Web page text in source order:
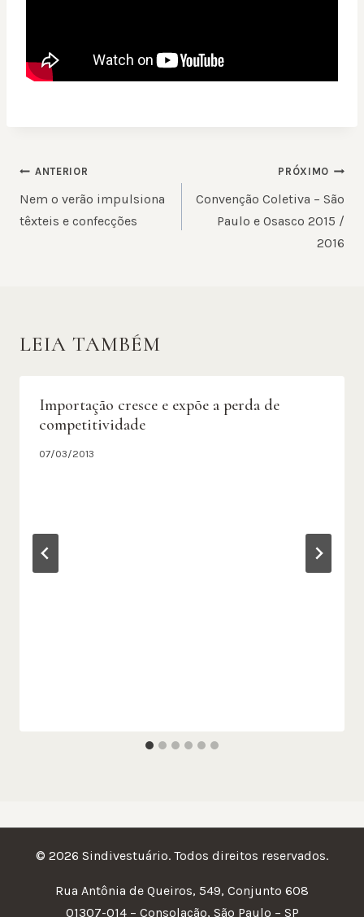
NAVEGAÇÃO
DE
POST
ANTERIOR
Nem o verão impulsiona
têxteis e confecções
PRÓXIMO
Convenção Coletiva – São
Paulo e Osasco 2015 /
2016
LEIA TAMBÉM
Importação cresce e expõe a perda de
competitividade
07/03/2013
© 2026 Sindivestuário. Todos direitos reservados.
Rua Antônia de Queiros, 549, Conjunto 608
01307-014 – Consolação, São Paulo – SP